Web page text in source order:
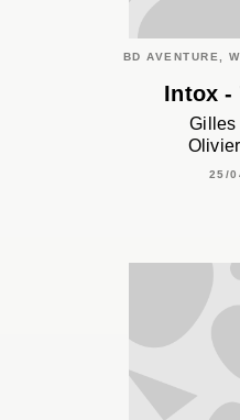
BD AVENTURE,
Intox -
25/